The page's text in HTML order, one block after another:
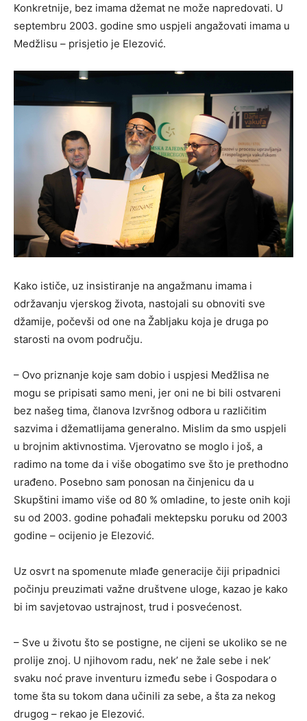
Konkretnije, bez imama džemat ne može napredovati. U
septembru 2003. godine smo uspjeli angažovati imama u
Medžlisu – prisjetio je Elezović.
Kako ističe, uz insistiranje na angažmanu imama i
održavanju vjerskog života, nastojali su obnoviti sve
džamije, počevši od one na Žabljaku koja je druga po
starosti na ovom području.
– Ovo priznanje koje sam dobio i uspjesi Medžlisa ne
mogu se pripisati samo meni, jer oni ne bi bili ostvareni
bez našeg tima, članova Izvršnog odbora u različitim
sazvima i džematlijama generalno. Mislim da smo uspjeli
u brojnim aktivnostima. Vjerovatno se moglo i još, a
radimo na tome da i više obogatimo sve što je prethodno
urađeno. Posebno sam ponosan na činjenicu da u
Skupštini imamo više od 80 % omladine, to jeste onih koji
su od 2003. godine pohađali mektepsku poruku od 2003
godine – ocijenio je Elezović.
Uz osvrt na spomenute mlađe generacije čiji pripadnici
počinju preuzimati važne društvene uloge, kazao je kako
bi im savjetovao ustrajnost, trud i posvećenost.
– Sve u životu što se postigne, ne cijeni se ukoliko se ne
prolije znoj. U njihovom radu, nek’ ne žale sebe i nek’
svaku noć prave inventuru između sebe i Gospodara o
tome šta su tokom dana učinili za sebe, a šta za nekog
drugog – rekao je Elezović.